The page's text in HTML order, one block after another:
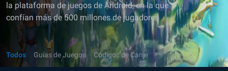
la plataforma de juegos de Android, en la que
confían más de 500 millones de jugadores
Todos Guías de Juegos Códigos de Canje